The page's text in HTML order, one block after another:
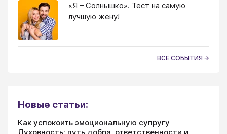
«Я – Солнышко». Тест на самую
лучшую жену!
ВСЕ СОБЫТИЯ
Новые статьи:
Как успокоить эмоциональную супругу